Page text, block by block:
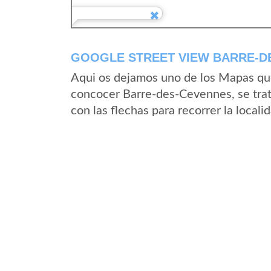
GOOGLE STREET VIEW BARRE-
Aqui os dejamos uno de los Mapas
concocer Barre-des-Cevennes, se
con las flechas para recorrer la